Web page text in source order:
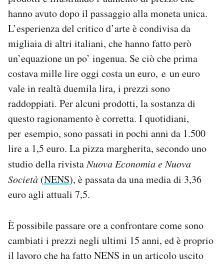
hanno avuto dopo il passaggio alla moneta unica.
L’esperienza del critico d’arte è condivisa da
migliaia di altri italiani, che hanno fatto però
un’equazione un po’ ingenua. Se ciò che prima
costava mille lire oggi costa un euro, e un euro
vale in realtà duemila lira, i prezzi sono
raddoppiati. Per alcuni prodotti, la sostanza di
questo ragionamento è corretta. I quotidiani,
per esempio, sono passati in pochi anni da 1.500
lire a 1,5 euro. La pizza margherita, secondo uno
studio della rivistaNuova Economia e Nuova
Società (NENS), è passata da una media di 3,36
euro agli attuali 7,5.
È possibile passare ore a confrontare come sono
cambiati i prezzi negli ultimi 15 anni, ed è proprio
il lavoro che ha fatto NENS in un articolo uscito